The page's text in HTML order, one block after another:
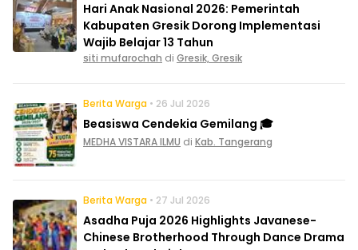
Hari Anak Nasional 2026: Pemerintah
Kabupaten Gresik Dorong Implementasi
Wajib Belajar 13 Tahun
siti mufarochah di Gresik, Gresik
Berita Warga • 26 Jul 2026
Beasiswa Cendekia Gemilang 🎓
MEDHA VISTARA ILMU di Kab. Tangerang
Berita Warga • 27 Jul 2026
Asadha Puja 2026 Highlights Javanese-
Chinese Brotherhood Through Dance Drama